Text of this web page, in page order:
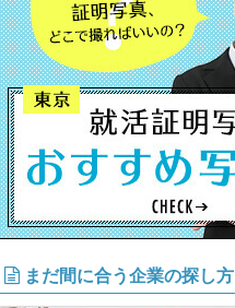
まだ間に合う企業の探し方